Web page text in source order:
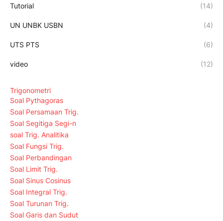
Tutorial (14)
UN UNBK USBN (4)
UTS PTS (6)
video (12)
Trigonometri
Soal Pythagoras
Soal Persamaan Trig.
Soal Segitiga Segi-n
soal Trig. Analitika
Soal Fungsi Trig.
Soal Perbandingan
Soal Limit Trig.
Soal Sinus Cosinus
Soal Integral Trig.
Soal Turunan Trig.
Soal Garis dan Sudut